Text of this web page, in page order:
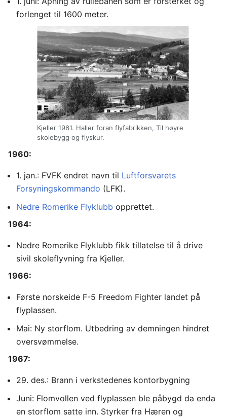
forlenget til 1600 meter.
Kjeller 1961. Haller foran flyfabrikken, Til høyre
skolebygg og flyskur.
1960:
1. jan.: FVFK endret navn til Luftforsvarets
Forsyningskommando (LFK).
Nedre Romerike Flyklubb opprettet.
1964:
Nedre Romerike Flyklubb fikk tillatelse til å drive
sivil skoleflyvning fra Kjeller.
1966:
Første norskeide F-5 Freedom Fighter landet på
flyplassen.
Mai: Ny storflom. Utbedring av demningen hindret
oversvømmelse.
1967:
29. des.: Brann i verkstedenes kontorbygning
Juni: Flomvollen ved flyplassen ble påbygd da enda
en storflom satte inn. Styrker fra Hæren og